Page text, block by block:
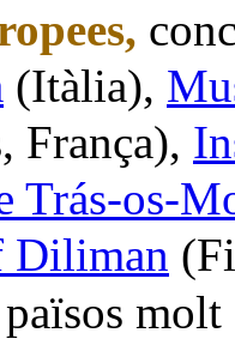
(Itàlia),
França),
Trás-os-
Diliman